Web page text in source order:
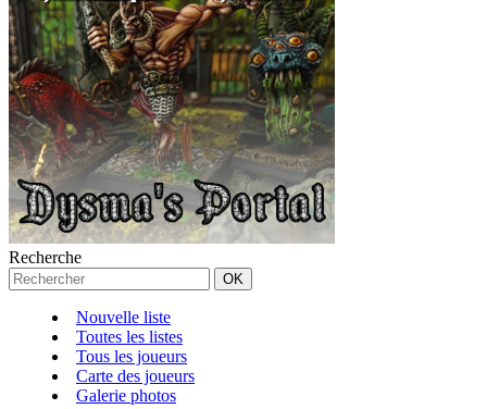
Recherche
Nouvelle liste
Toutes les listes
Tous les joueurs
Carte des joueurs
Galerie photos